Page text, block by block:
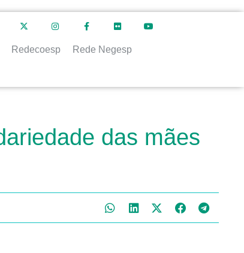
Redecoesp Rede Negesp
das mães